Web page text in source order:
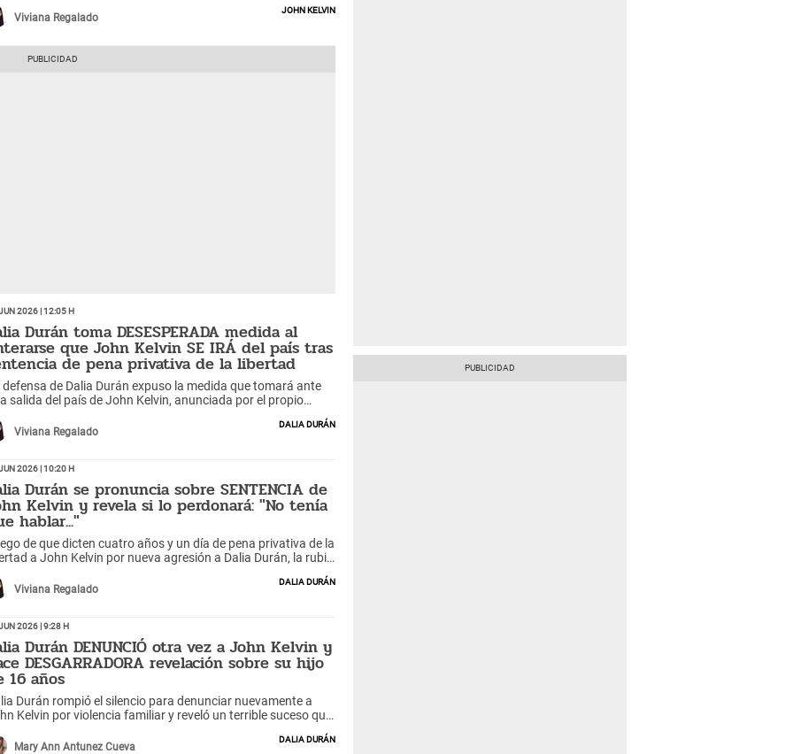
Viviana Regalado
John Kelvin
2026 | 12:05 h
Durán toma DESESPERADA medida al
que John Kelvin SE IRÁ del país tras
de pena privativa de la libertad
defensa de Dalia Durán expuso la medida que tomará ante
salida del país de John Kelvin, anunciada por el propio
Viviana Regalado
Dalia Durán
2026 | 10:20 h
Durán se pronuncia sobre SENTENCIA de
Kelvin y revela si lo perdonará: "No tenía
hablar..."
de que dicten cuatro años y un día de pena privativa de la
a John Kelvin por nueva agresión a Dalia Durán, la rubia
respuesta dio?
Viviana Regalado
Dalia Durán
2026 | 9:28 h
Durán DENUNCIÓ otra vez a John Kelvin y
DESGARRADORA revelación sobre su hijo
16 años
Durán rompió el silencio para denunciar nuevamente a
Kelvin por violencia familiar y reveló un terrible suceso que
Mary Ann Antunez Cueva
Dalia Durán